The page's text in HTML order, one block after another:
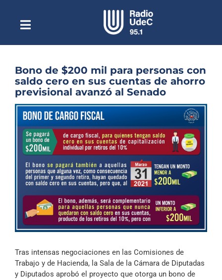
contenidoToggle
NavigationEscuchar Radio UdeC en vivo
Quiénes Somos
Programación
Podcast
Noticias
Reportajes
Columnas
Música Clásica
Especiales
Archivo Sonoro
Bono de $200 mil para personas con
saldo cero en sus cuentas de ahorro
previsional avanzó al Senado
Ver
imagen
más
grande
Tras intensas negociaciones en las Comisiones de
Trabajo y de Hacienda, la Sala de la Cámara de Diputadas
y Diputados aprobó el proyecto que otorga un bono de